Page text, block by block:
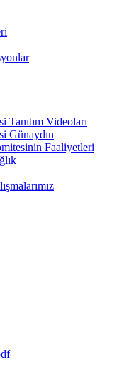
Tanıtım Videoları
Günaydın
Faaliyetleri